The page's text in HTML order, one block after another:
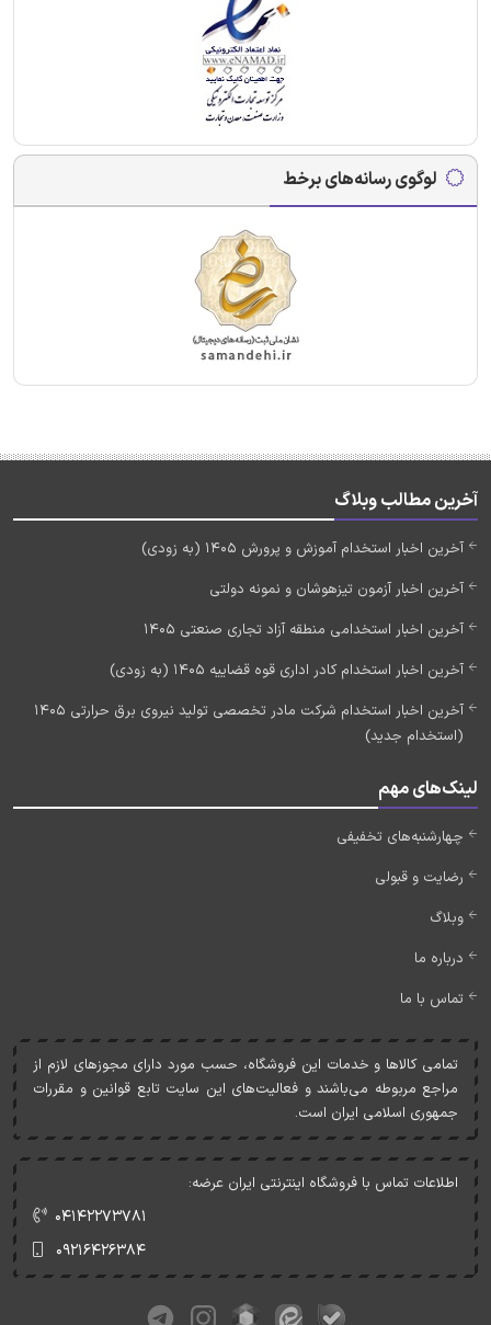
لوگوی رسانه‌های برخط
آخرین مطالب وبلاگ
آخرین اخبار استخدام آموزش و پرورش 1405 (به زودی)
آخرین اخبار آزمون تیزهوشان و نمونه دولتی
آخرین اخبار استخدامی منطقه آزاد تجاری صنعتی 1405
آخرین اخبار استخدام کادر اداری قوه قضاییه 1405 (به زودی)
آخرین اخبار استخدام شرکت مادر تخصصی تولید نیروی برق حرارتی 1405
(استخدام جدید)
لینک‌های مهم
چهارشنبه‌های تخفیفی
رضایت و قبولی
وبلاگ
درباره ما
تماس با ما
تمامی کالاها و خدمات اين فروشگاه، حسب مورد دارای مجوزهای لازم از
مراجع مربوطه می‌باشند و فعاليت‌های اين سايت تابع قوانين و مقررات
جمهوری اسلامی ايران است.
اطلاعات تماس با فروشگاه اینترنتی ایران عرضه:
۰۴۱۴۲۲۷۳۷۸۱
۰۹۲۱۶۴۲۶۳۸۴